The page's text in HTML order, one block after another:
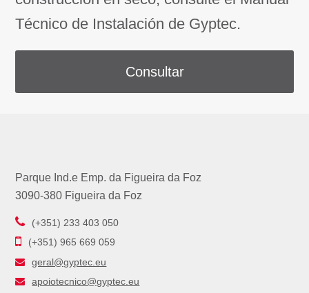
Técnico de Instalación de Gyptec.
Consultar
Parque Ind.e Emp. da Figueira da Foz
3090-380 Figueira da Foz
(+351) 233 403 050
(+351) 965 669 059
geral@gyptec.eu
apoiotecnico@gyptec.eu